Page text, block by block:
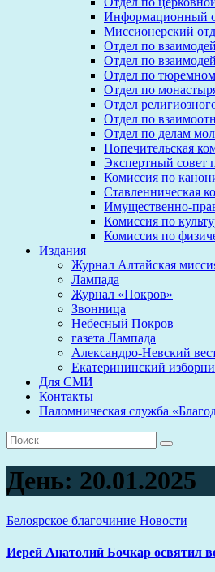
Информационный
Миссионерский
Отдел по
Отдел по
Отдел по
Отдел по
Отдел
Отдел по
Отдел по делам
Попечительская
Экспертный совет
Комиссия по
Ставленническая
Имущественно-
Комиссия по
Комиссия по
Издания
Журнал Алтайская
Лампада
Журнал «Покров»
Звонница
Небесный Покров
газета Лампада
Александро-Невский
Екатерининский
Для СМИ
Контакты
Паломническая служба
День: 20.01.2025
Белоярское благочиние Новости
Иерей Анатолий Бочкар освятил